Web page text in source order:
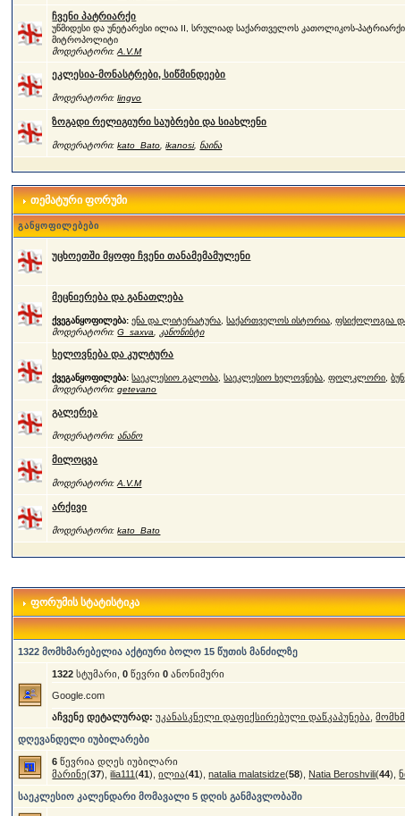
ჩვენი პატრიარქი
უწმიდესი და უნეტარესი ილია II, სრულიად საქართველოს კათოლიკოს-
მიტროპოლიტი
მოდერატორი:A.V.M
ეკლესია-მონასტრები, სიწმინდეები
მოდერატორი:lingvo
ზოგადი რელიგიური საუბრები და სიახლენი
მოდერატორი:kato_Bato ,ikanosi, ნაინა
თემატური ფორუმი
განყოფილებები
უცხოეთში მყოფი ჩვენი თანამემამულენი
მეცნიერება და განათლება
ქვეგანყოფილება: ენა და ლიტერატურა ,საქართველოს ისტორია ,ფსიქოლოგია
მოდერატორი:G_saxva კანონისტი
ხელოვნება და კულტურა
ქვეგანყოფილება: საეკლესიო გალობა ,საეკლესიო ხელოვნება ,ფოლკლორი ,
მოდერატორი:qetevano
გალერეა
მოდერატორი: ანანო
მილოცვა
მოდერატორი:A.V.M
არქივი
მოდერატორი:kato_Bato
ფორუმის სტატისტიკა
1322 მომხმარებელია აქტიური ბოლო 15 წუთის მანძილზე
1322 სტუმარი,0 წევრი0 ანონიმური
Google.com
აჩვენე დეტალურად: უკანასკნელი დაფიქსირებული დაწკაპუნება ,
დღევანდელი იუბილარები
6 წევრია დღეს იუბილარი
მარინე(37),ilia111(41),ილია(41),natalia malatsidze(58), Natia Beroshvili(44),
საეკლესიო კალენდარი მომავალი 5 დღის განმავლობაში